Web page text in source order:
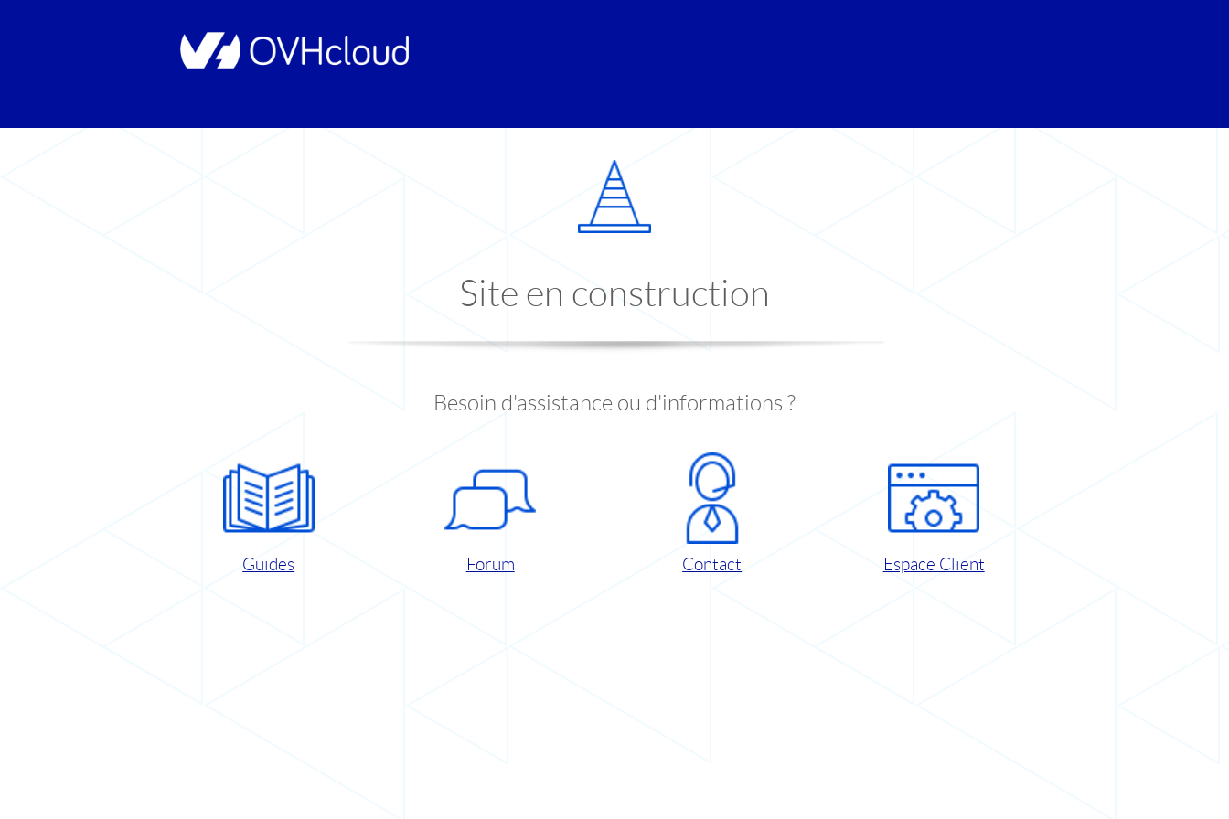
Site en construction
Besoin d'assistance ou d'informations ?
Guides Forum Contact Espace Client